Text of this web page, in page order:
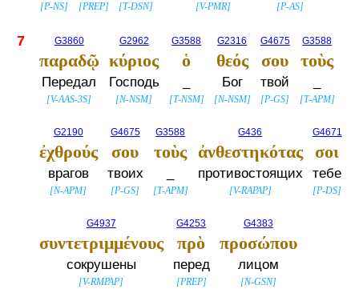
[P-NS] [PREP] [T-DSN] [V-PMR] [P-AS]
7 G3860
παραδῷ
Передал
[V-AAS-3S]
G2962
κύριος
Господь
[N-NSM]
G3588
ὁ
[T-NSM]
G2316
θεός
Бог
[N-NSM]
G4675
σου
твой
[P-GS]
G3588
τοὺς
[T-APM]
G2190
ἐχθρούς
врагов
[N-APM]
G4675
σου
твоих
[P-GS]
G3588
τοὺς
[T-APM]
G436
ἀνθεστηκότας
противостоящих
[V-RAPAP]
G4671
σοι
тебе
[P-DS]
G4937
συντετριμμένους
сокрушены
[V-RMPAP]
G4253
πρὸ
перед
[PREP]
G4383
προσώπου
лицом
[N-GSN]